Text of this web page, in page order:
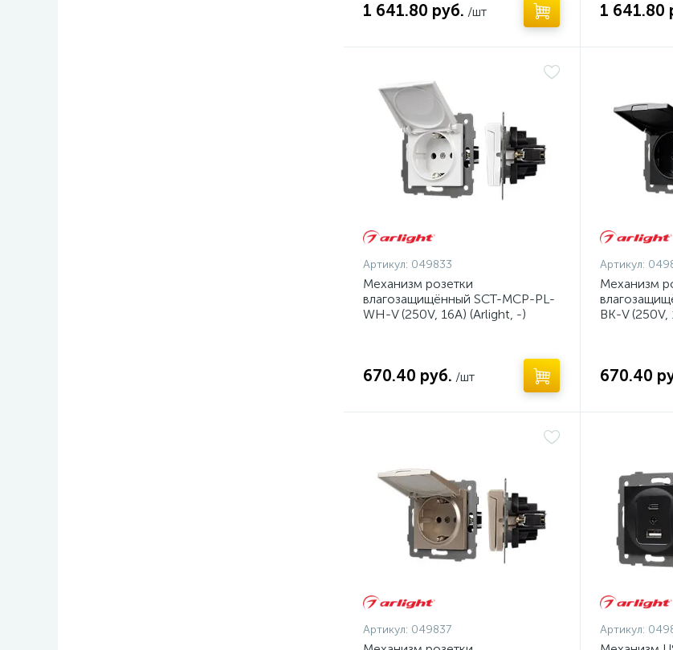
1 641.80 руб. /шт 1 641.80
Артикул: 049833
Механизм розетки
влагозащищённый SCT-MCP-PL-
WH-V (250V, 16A) (Arlight, -)
670.40 руб. /шт
Артикул:
Механизм
BK-V (250V,
670.40
Артикул: 049837 Артикул: